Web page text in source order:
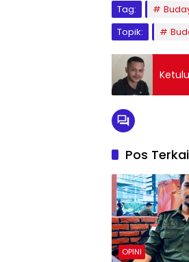
Tag:
Topik:
Pos
OPINI